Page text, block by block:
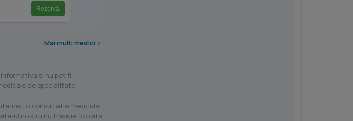
Rezervă
Mai multi medici >
si nu pot fi
de specialitate.
o consultatie medicala
ul nostru nu trebuie folosita